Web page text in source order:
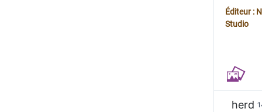
Éditeur :
Studio
herd